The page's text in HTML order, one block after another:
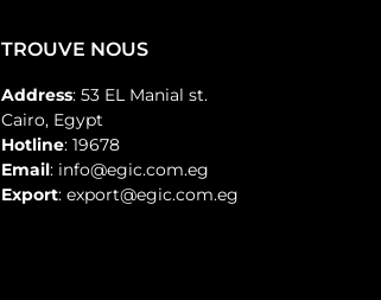
TROUVE NOUS
Address: 53 EL Manial st.
Cairo, Egypt
Hotline: 19678
Email: info@egic.com.eg
Export: export@egic.com.eg